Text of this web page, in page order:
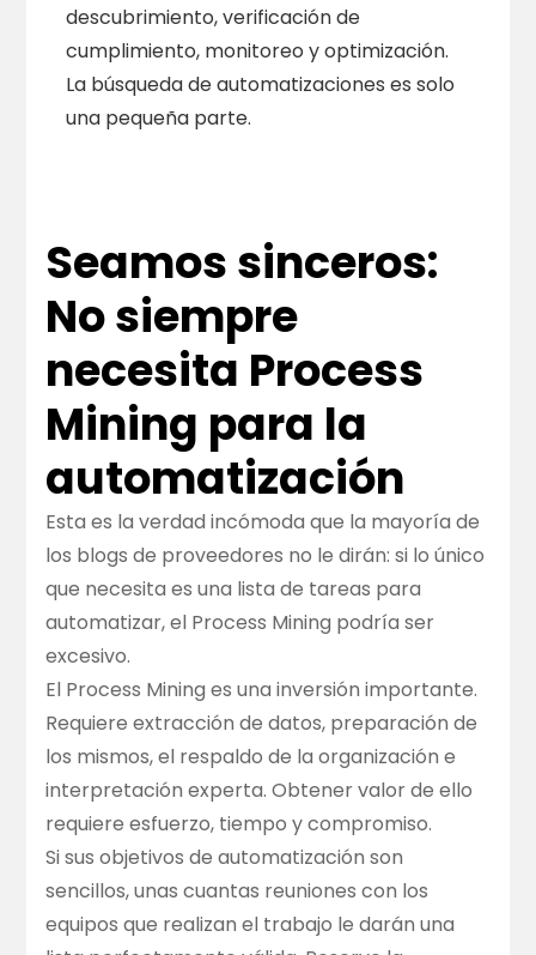
descubrimiento, verificación de
cumplimiento, monitoreo y optimización.
La búsqueda de automatizaciones es solo
una pequeña parte.
Seamos sinceros:
No siempre
necesita Process
Mining para la
automatización
Esta es la verdad incómoda que la mayoría de
los blogs de proveedores no le dirán: si lo único
que necesita es una lista de tareas para
automatizar, el Process Mining podría ser
excesivo.
El Process Mining es una inversión importante.
Requiere extracción de datos, preparación de
los mismos, el respaldo de la organización e
interpretación experta. Obtener valor de ello
requiere esfuerzo, tiempo y compromiso.
Si sus objetivos de automatización son
sencillos, unas cuantas reuniones con los
equipos que realizan el trabajo le darán una